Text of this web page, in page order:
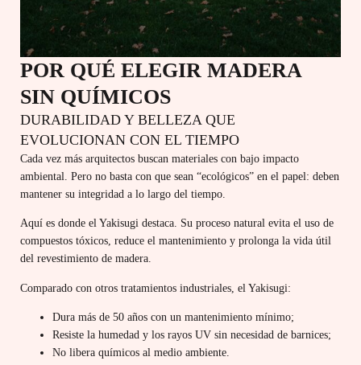
POR QUÉ ELEGIR MADERA
SIN QUÍMICOS
DURABILIDAD Y BELLEZA QUE
EVOLUCIONAN CON EL TIEMPO
Cada vez más arquitectos buscan materiales con bajo impacto
ambiental. Pero no basta con que sean “ecológicos” en el papel: deben
mantener su integridad a lo largo del tiempo.
Aquí es donde el Yakisugi destaca. Su proceso natural evita el uso de
compuestos tóxicos, reduce el mantenimiento y prolonga la vida útil
del revestimiento de madera.
Comparado con otros tratamientos industriales, el Yakisugi:
Dura más de 50 años con un mantenimiento mínimo;
Resiste la humedad y los rayos UV sin necesidad de barnices;
No libera químicos al medio ambiente.